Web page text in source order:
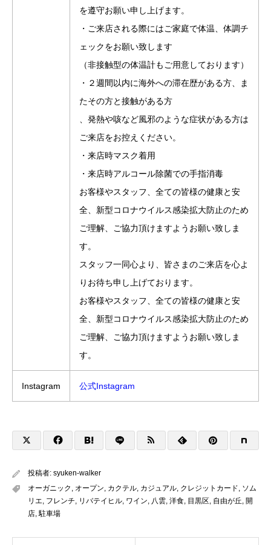
を遵守お願い申し上げます。
・ご来店される際にはご家庭で体温、体調チ
ェックをお願い致します
（非接触型の体温計もご用意しております）
・２週間以内に海外への滞在歴がある方、ま
たその方と接触がある方
、発熱や咳など風邪のような症状がある方は
ご来店をお控えください。
・来店時マスク着用
・来店時アルコール除菌での手指消毒
お客様やスタッフ、全ての皆様の健康と安
全、新型コロナウイルス感染拡大防止のため
ご理解、ご協力頂けますようお願い致しま
す。
スタッフ一同心より、皆さまのご来店を心よ
りお待ち申し上げております。
お客様やスタッフ、全ての皆様の健康と安
全、新型コロナウイルス感染拡大防止のため
ご理解、ご協力頂けますようお願い致しま
す。
Instagram 公式Instagram
投稿者: syuken-walker
オーガニック , オープン, カクテル, カジュアル, クレジットカード, ソム
リエ, フレンチ, リバテイヒル, ワイン, 八雲, 洋食, 目黒区, 自由が丘, 開
店,駐車場